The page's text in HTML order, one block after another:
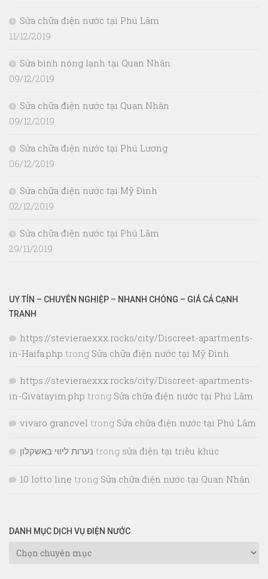
Sửa chữa điện nước tại Phú Lãm
11/12/2019
Sửa bình nóng lạnh tại Quan Nhân
09/12/2019
Sửa chữa điện nước tại Quan Nhân
09/12/2019
Sửa chữa điện nước tại Phú Lương
06/12/2019
Sửa chữa điện nước tại Mỹ Đình
02/12/2019
Sửa chữa điện nước tại Phú Lãm
29/11/2019
UY TÍN – CHUYÊN NGHIỆP – NHANH CHÓNG – GIÁ CẢ CẠNH
TRANH
https://stevieraexxx.rocks/city/Discreet-apartments-
in-Haifa.php trong Sửa chữa điện nước tại Mỹ Đình
https://stevieraexxx.rocks/city/Discreet-apartments-
in-Givatayim.php trong Sửa chữa điện nước tại Phú Lãm
vivaro grancvel trong Sửa chữa điện nước tại Phú Lãm
נערות ליווי באשקלון trong sửa điện tại triều khúc
10 lotto line trong Sửa chữa điện nước tại Quan Nhân
DANH MỤC DỊCH VỤ ĐIỆN NƯỚC
Danh